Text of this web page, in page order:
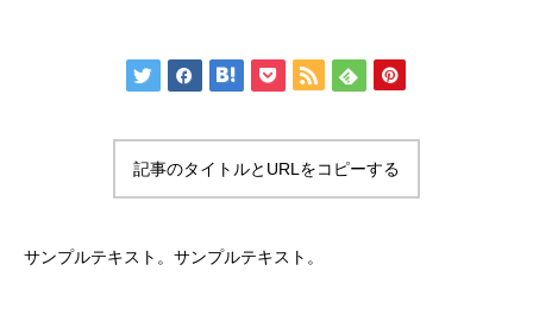
記事のタイトルとURLをコピーする
サンプルテキスト。サンプルテキスト。